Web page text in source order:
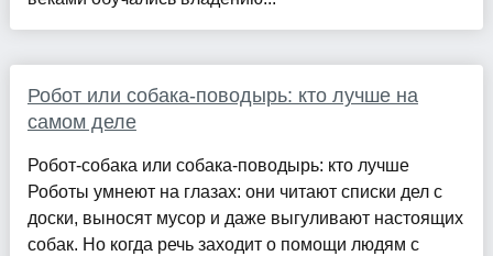
Робот или собака-поводырь: кто лучше на
самом деле
Робот-собака или собака-поводырь: кто лучше
Роботы умнеют на глазах: они читают списки дел с
доски, выносят мусор и даже выгуливают настоящих
собак. Но когда речь заходит о помощи людям с